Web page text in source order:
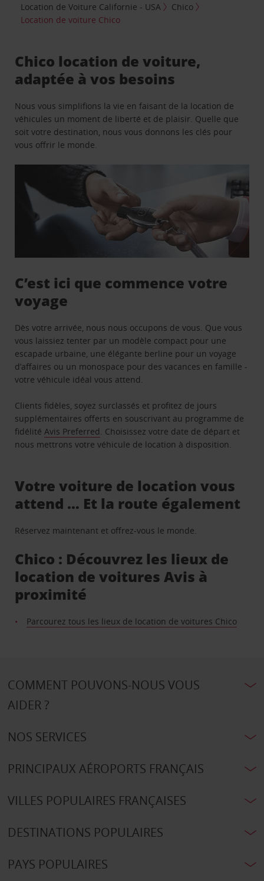
Location de Voiture Californie - USA
Chico
Location de voiture Chico
Chico location de voiture,
adaptée à vos besoins
Nous vous simplifions la vie en faisant de la location de
véhicules un moment de liberté et de plaisir. Quelle que
soit votre destination, nous vous donnons les clés pour
vous offrir le monde.
C’est ici que commence votre
voyage
Dès votre arrivée, nous nous occupons de vous. Que vous
vous laissiez tenter par un modèle compact pour une
escapade urbaine, une élégante berline pour un voyage
d’affaires ou un monospace pour des vacances en famille -
votre véhicule idéal vous attend.
Clients fidèles, soyez surclassés et profitez de jours
supplémentaires offerts en souscrivant au programme de
fidélitéAvis Preferred. Choisissez votre date de départ et
nous mettrons votre véhicule de location à disposition.
Votre voiture de location vous
attend … Et la route également
Réservez maintenant et offrez-vous le monde.
Chico : Découvrez les lieux de
location de voitures Avis à
proximité
Parcourez tous les lieux de location de voitures Chico
COMMENT POUVONS-NOUS VOUS
AIDER ?
NOS SERVICES
PRINCIPAUX AÉROPORTS FRANÇAIS
VILLES POPULAIRES FRANÇAISES
DESTINATIONS POPULAIRES
PAYS POPULAIRES